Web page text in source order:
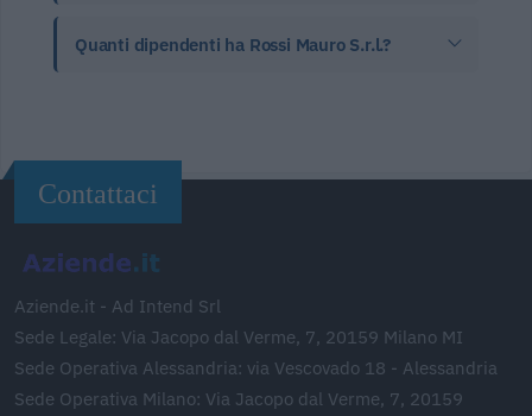
Quanti dipendenti ha Rossi Mauro S.r.l.?
Contattaci
Aziende.it - Ad Intend Srl
Sede Legale: Via Jacopo dal Verme, 7, 20159 Milano MI
Sede Operativa Alessandria: via Vescovado 18 - Alessandria
Sede Operativa Milano: Via Jacopo dal Verme, 7, 20159